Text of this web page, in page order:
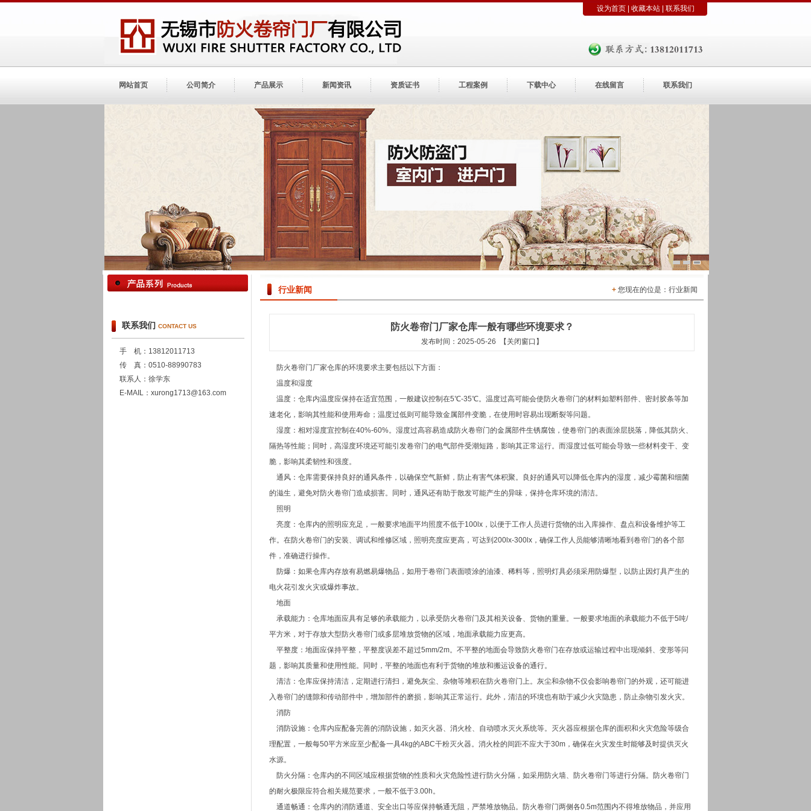
设为首页| 收藏本站| 联系我们
网站首页 公司简介 产品展示 新闻资讯 资质证书 工程案例 下载中心 在线留言 联系我们
联系我们 CONTACT US
手 机：13812011713
传 真：0510-88990783
联系人：徐学东
E-MAIL：xurong1713@163.com
行业新闻 + 您现在的位是：行业新闻
防火卷帘门厂家仓库一般有哪些环境要求？
发布时间：2025-05-26 【关闭窗口】
防火卷帘门厂家仓库的环境要求主要包括以下方面：
温度和湿度
温度：仓库内温度应保持在适宜范围，一般建议控制在5℃-35℃。温度过高可能会使防火卷帘门的材料如塑料部件、密封胶条等加
速老化，影响其性能和使用寿命；温度过低则可能导致金属部件变脆，在使用时容易出现断裂等问题。
湿度：相对湿度宜控制在40%-60%。湿度过高容易造成防火卷帘门的金属部件生锈腐蚀，使卷帘门的表面涂层脱落，降低其防火、
隔热等性能；同时，高湿度环境还可能引发卷帘门的电气部件受潮短路，影响其正常运行。而湿度过低可能会导致一些材料变干、变
脆，影响其柔韧性和强度。
通风：仓库需要保持良好的通风条件，以确保空气新鲜，防止有害气体积聚。良好的通风可以降低仓库内的湿度，减少霉菌和细菌
的滋生，避免对防火卷帘门造成损害。同时，通风还有助于散发可能产生的异味，保持仓库环境的清洁。
照明
亮度：仓库内的照明应充足，一般要求地面平均照度不低于100lx，以便于工作人员进行货物的出入库操作、盘点和设备维护等工
作。在防火卷帘门的安装、调试和维修区域，照明亮度应更高，可达到200lx-300lx，确保工作人员能够清晰地看到卷帘门的各个部
件，准确进行操作。
防爆：如果仓库内存放有易燃易爆物品，如用于卷帘门表面喷涂的油漆、稀料等，照明灯具必须采用防爆型，以防止因灯具产生的
电火花引发火灾或爆炸事故。
地面
承载能力：仓库地面应具有足够的承载能力，以承受防火卷帘门及其相关设备、货物的重量。一般要求地面的承载能力不低于5吨/
平方米，对于存放大型防火卷帘门或多层堆放货物的区域，地面承载能力应更高。
平整度：地面应保持平整，平整度误差不超过5mm/2m。不平整的地面会导致防火卷帘门在存放或运输过程中出现倾斜、变形等问
题，影响其质量和使用性能。同时，平整的地面也有利于货物的堆放和搬运设备的通行。
清洁：仓库应保持清洁，定期进行清扫，避免灰尘、杂物等堆积在防火卷帘门上。灰尘和杂物不仅会影响卷帘门的外观，还可能进
入卷帘门的缝隙和传动部件中，增加部件的磨损，影响其正常运行。此外，清洁的环境也有助于减少火灾隐患，防止杂物引发火灾。
消防
消防设施：仓库内应配备完善的消防设施，如灭火器、消火栓、自动喷水灭火系统等。灭火器应根据仓库的面积和火灾危险等级合
理配置，一般每50平方米应至少配备一具4kg的ABC干粉灭火器。消火栓的间距不应大于30m，确保在火灾发生时能够及时提供灭火
水源。
防火分隔：仓库内的不同区域应根据货物的性质和火灾危险性进行防火分隔，如采用防火墙、防火卷帘门等进行分隔。防火卷帘门
的耐火极限应符合相关规范要求，一般不低于3.00h。
通道畅通：仓库内的消防通道、安全出口等应保持畅通无阻，严禁堆放物品。防火卷帘门两侧各0.5m范围内不得堆放物品，并应用